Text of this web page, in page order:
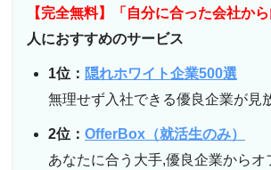
【完全無料】「自分に合った会社から
人におすすめのサービス
1位： 隠れホワイト企業500選
無理せず入社できる優良企業が見
2位： OfferBox（就活生のみ）
あなたに合う大手,優良企業からオ